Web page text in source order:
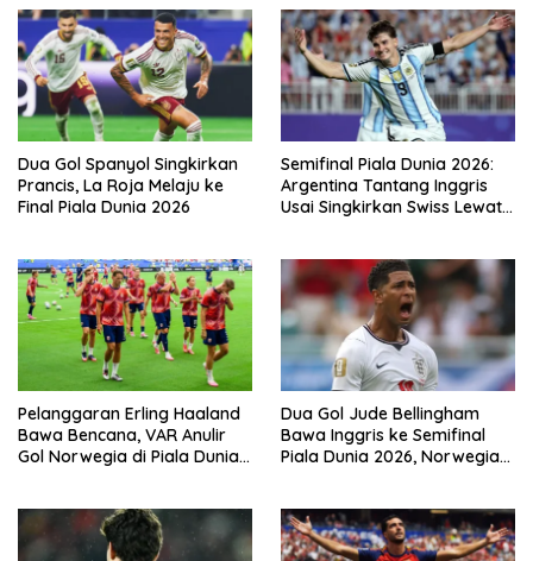
Dua Gol Spanyol Singkirkan
Prancis, La Roja Melaju ke
Final Piala Dunia 2026
Semifinal Piala Dunia 2026:
Argentina Tantang Inggris
Usai Singkirkan Swiss Lewat
Pelanggaran Erling Haaland
Bawa Bencana, VAR Anulir
Gol Norwegia di Piala Dunia
Dua Gol Jude Bellingham
Bawa Inggris ke Semifinal
Piala Dunia 2026, Norwegia